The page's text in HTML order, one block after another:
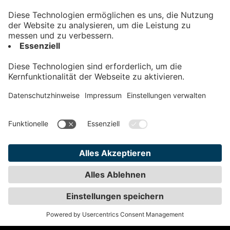
Kontakt
Impressum
Teilnahmebedingungen
Privatsphäre